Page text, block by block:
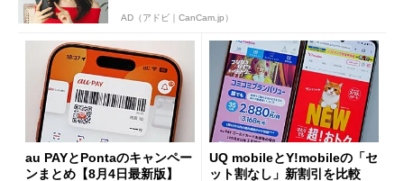
AD（アドビ｜CanCam.jp）
au PAYとPontaのキャンペー
ンまとめ【8月4日最新版】
UQ mobileとY!mobileの「セ
ット割なし」新割引を比較